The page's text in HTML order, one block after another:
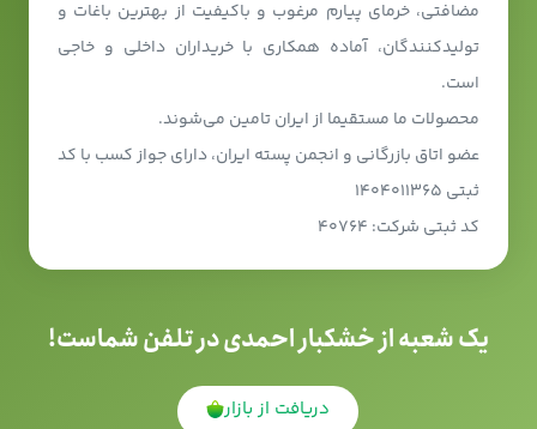
مضافتی، خرمای پیارم مرغوب و باکیفیت از بهترین باغات و
تولیدکنندگان، آماده همکاری با خریداران داخلی و خاجی
است.
محصولات ما مستقیما از ایران تامین می‌شوند.
عضو اتاق بازرگانی و انجمن پسته ایران، دارای جواز کسب با کد
ثبتی ۱۴۰۴۰۱۱۳۶۵
کد ثبتی شرکت: ۴۰۷۶۴
یک شعبه از خشکبار احمدی در تلفن شماست!
دریافت از بازار